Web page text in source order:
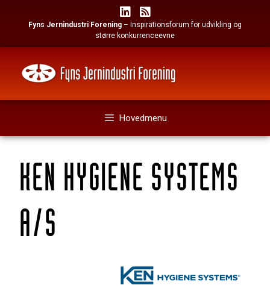
Fyns Jernindustri Forening – Inspirationsforum for udvikling og
større konkurrenceevne
Hovedmenu
KEN HYGIENE SYSTEMS
A/S